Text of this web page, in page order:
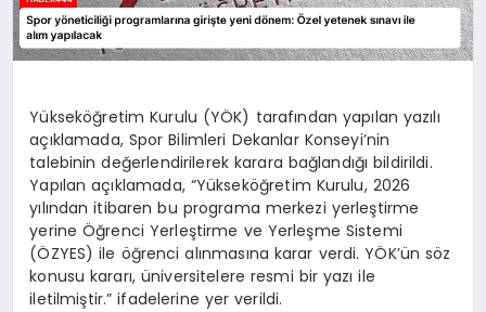
Yükseköğretim Kurulu (YÖK) tarafından yapılan yazılı
açıklamada, Spor Bilimleri Dekanlar Konseyi’nin
talebinin değerlendirilerek karara bağlandığı bildirildi.
Yapılan açıklamada, “Yükseköğretim Kurulu, 2026
yılından itibaren bu programa merkezi yerleştirme
yerine Öğrenci Yerleştirme ve Yerleşme Sistemi
(ÖZYES) ile öğrenci alınmasına karar verdi. YÖK’ün söz
konusu kararı, üniversitelere resmi bir yazı ile
iletilmiştir.” ifadelerine yer verildi.